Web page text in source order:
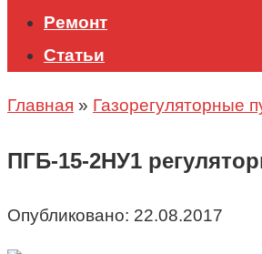
Ремонт
Статьи
Главная » Газорегуляторные
ПГБ-15-2НУ1
Опубликовано: 22.08.2017